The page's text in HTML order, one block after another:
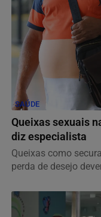
SAÚDE
Queixas sexuais
diz especialista
Queixas como
perda de desejo